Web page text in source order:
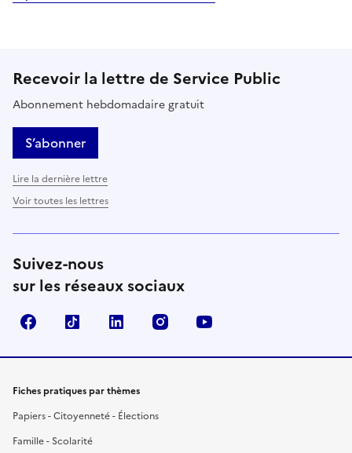
Recevoir la lettre de Service Public
Abonnement hebdomadaire gratuit
S’abonner
Lire la dernière lettre
Voir toutes les lettres
Suivez-nous
sur les réseaux sociaux
FacebookTikTok LinkedIn Instagram
Fiches pratiques par thèmes
Papiers - Citoyenneté - Élections
Famille - Scolarité